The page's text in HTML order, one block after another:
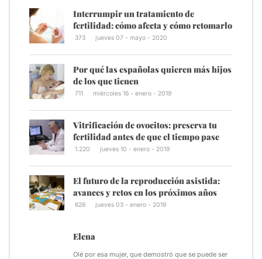
Interrumpir un tratamiento de
fertilidad: cómo afecta y cómo retomarlo
373 jueves 07 - mayo - 2020
Por qué las españolas quieren más hijos
de los que tienen
711 miércoles 16 - enero - 2019
Vitrificación de ovocitos: preserva tu
fertilidad antes de que el tiempo pase
1.220 jueves 10 - enero - 2019
El futuro de la reproducción asistida:
avances y retos en los próximos años
626 jueves 03 - enero - 2019
Elena
Olé por esa mujer, que demostró que se puede ser